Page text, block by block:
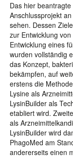
Das hier beantragte
Anschlussprojekt an
sehen. Dessen
zur Entwicklung
Entwicklung eines
wurden vollständig
das Konzept,
bekämpfen, auf
erstens die
Lysine als
LysinBuilder als
etabliert wird.
als
LysinBuilder wird
PhagoMed am
andererseits einen